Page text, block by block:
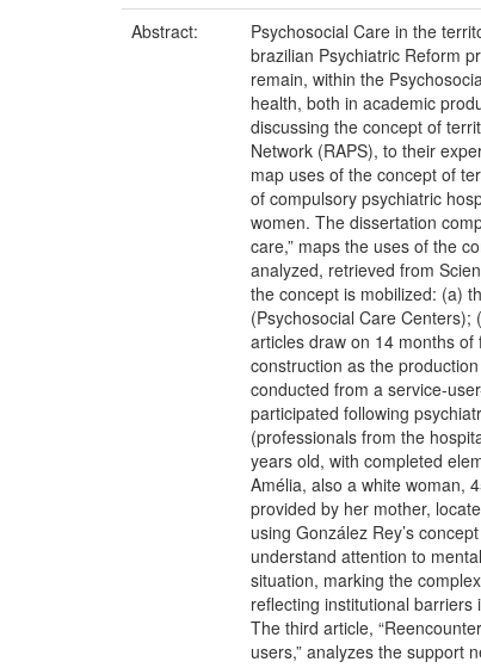
Abstract:
Psychosocial Care in the
brazilian Psychiatric Reform
remain, within the
health, both in academic
discussing the concept of
Network (RAPS), to their
map uses of the concept of
of compulsory psychiatric
women. The dissertation
care,” maps the uses of the
analyzed, retrieved from
the concept is mobilized: (a)
(Psychosocial Care
articles draw on 14 months
construction as the
conducted from a service-
participated following
(professionals from the
years old, with completed
Amélia, also a white woman,
provided by her mother,
using González Rey’s
understand attention to
situation, marking the
reflecting institutional
The third article,
users,” analyzes the support